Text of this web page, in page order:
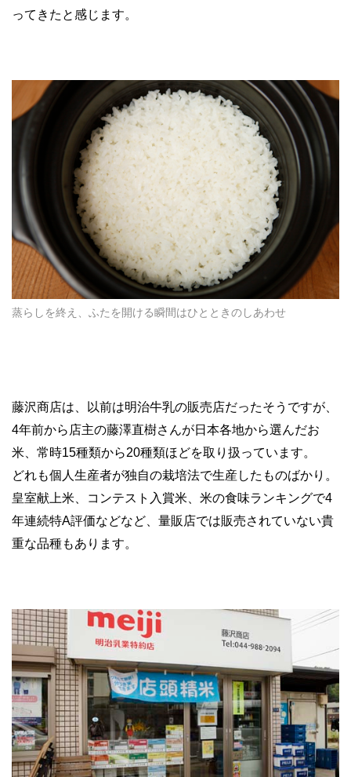
ってきたと感じます。
蒸らしを終え、ふたを開ける瞬間はひとときのしあわせ
藤沢商店は、以前は明治牛乳の販売店だったそうですが、
4年前から店主の藤澤直樹さんが日本各地から選んだお
米、常時15種類から20種類ほどを取り扱っています。
どれも個人生産者が独自の栽培法で生産したものばかり。
皇室献上米、コンテスト入賞米、米の食味ランキングで4
年連続特A評価などなど、量販店では販売されていない貴
重な品種もあります。